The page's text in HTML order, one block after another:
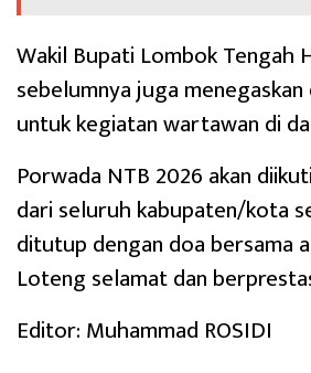
Wakil Bupati Lombok Tengah
sebelumnya juga
untuk kegiatan wartawan di
Porwada NTB 2026 akan
dari seluruh kabupaten/kota
ditutup dengan doa bersama
Loteng selamat dan
Editor: Muhammad ROSIDI